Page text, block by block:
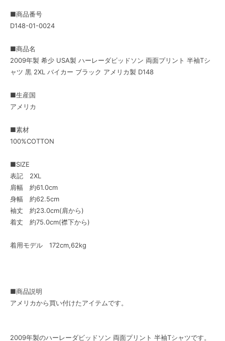
■商品番号
D148-01-0024
■商品名
2009年製 希少 USA製 ハーレーダビッドソン 両面プリント 半袖Tシ
ャツ 黒 2XL バイカー ブラック アメリカ製 D148
■生産国
アメリカ
■素材
100%COTTON
■SIZE
表記 2XL
肩幅 約61.0cm
身幅 約62.5cm
袖丈 約23.0cm(肩から)
着丈 約75.0cm(襟下から)
着用モデル 172cm,62kg
■商品説明
アメリカから買い付けたアイテムです。
2009年製のハーレーダビッドソン 両面プリント 半袖Tシャツです。